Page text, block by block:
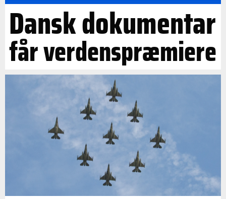
Dansk dokumentar
får verdenspræmiere